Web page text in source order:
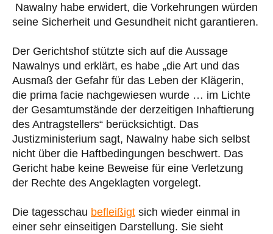
Nawalny habe erwidert, die Vorkehrungen würden
seine Sicherheit und Gesundheit nicht garantieren.
Der Gerichtshof stützte sich auf die Aussage
Nawalnys und erklärt, es habe „die Art und das
Ausmaß der Gefahr für das Leben der Klägerin,
die prima facie nachgewiesen wurde … im Lichte
der Gesamtumstände der derzeitigen Inhaftierung
des Antragstellers“ berücksichtigt. Das
Justizministerium sagt, Nawalny habe sich selbst
nicht über die Haftbedingungen beschwert. Das
Gericht habe keine Beweise für eine Verletzung
der Rechte des Angeklagten vorgelegt.
Die tagesschau befleißigt sich wieder einmal in
einer sehr einseitigen Darstellung. Sie sieht